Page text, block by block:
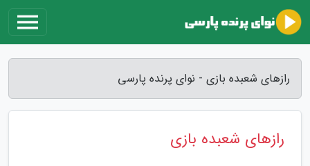
رازهای شعبده بازی - نوای پرنده پارسی
رازهای شعبده بازی